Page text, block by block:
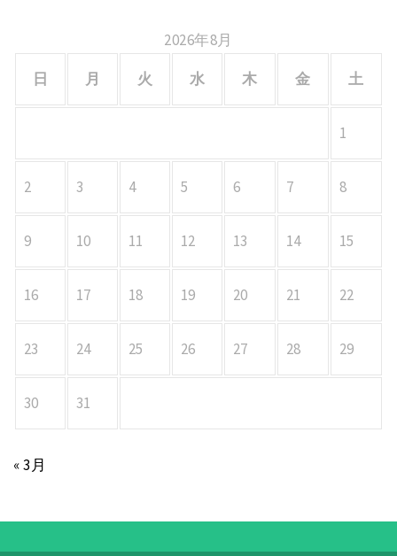
2026年8月
日
月 火 水 木 金 土
1
2 3 4 5 6 7 8
9 10 11 12 13 14 15
16 17 18 19 20 21 22
23 24 25 26 27 28 29
30 31
« 3月